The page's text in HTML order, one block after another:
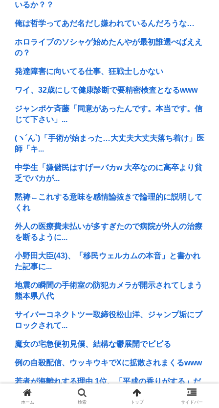
いるか？？
俺は哲学ってあだ名だし嫌われているんだろうな…
ホロライブのソシャゲ始めたんやが最初誰選べばええ
の？
発達障害に向いてる仕事、狂戦士しかない
ワイ、32歳にして健康診断で要精密検査となるwww
ジャンポケ斉藤「同意があったんです。本当です。信
じて下さい」...
(ヽ´ん`)「手術が始まった…大丈夫大丈夫落ち着け」医
師「キ...
中学生「嫌儲民はすげーバカw 大卒なのに高卒より貧
乏でバカが...
黙祷←これする意味を感情論抜きで論理的に説明して
くれ
外人の医療費未払いが多すぎたので病院が外人の治療
を断るように...
小野田大臣(43)、「移民ウェルカムの本音」と書かれ
た記事に...
地震の瞬間の手術室の防犯カメラが開示されてしまう
熊本県八代
サイバーコネクトツー取締役松山洋、ジャンプ垢にブ
ロックされて...
魔女の宅急便初見僕、結構な鬱展開でビビる
例の自殺配信、ウッキウキでXに拡散されまくるwww
若者が海離れする理由 1位、「平成の香りがする」だ
った… た...
ホーム 検索 トップ サイドバー